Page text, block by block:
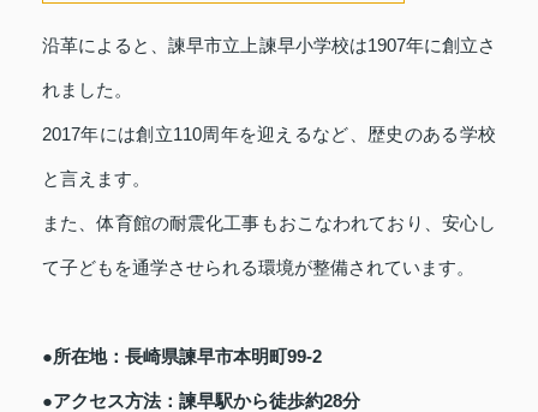
沿革によると、諫早市立上諫早小学校は1907年に創立さ
れました。
2017年には創立110周年を迎えるなど、歴史のある学校
と言えます。
また、体育館の耐震化工事もおこなわれており、安心し
て子どもを通学させられる環境が整備されています。
●所在地：長崎県諫早市本明町99-2
●アクセス方法：諫早駅から徒歩約28分